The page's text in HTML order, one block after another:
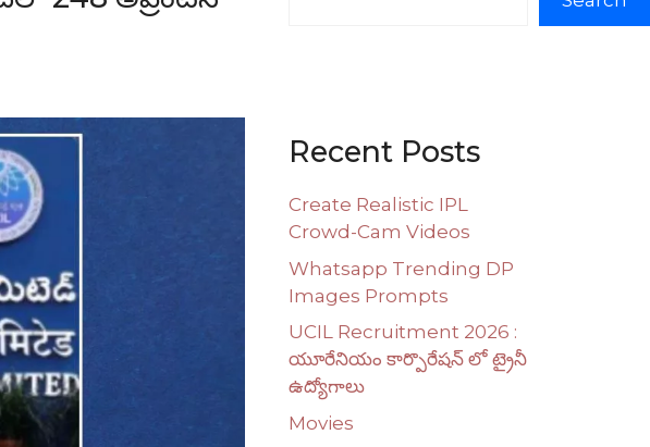
Recent Posts
Create Realistic IPL
Crowd-Cam Videos
Whatsapp Trending DP
Images Prompts
UCIL Recruitment 2026 :
యూరేనియం కార్పొరేషన్ లో ట్రైనీ
ఉద్యోగాలు
Movies